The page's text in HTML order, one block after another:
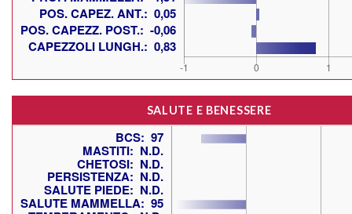
SALUTE E BENESSERE